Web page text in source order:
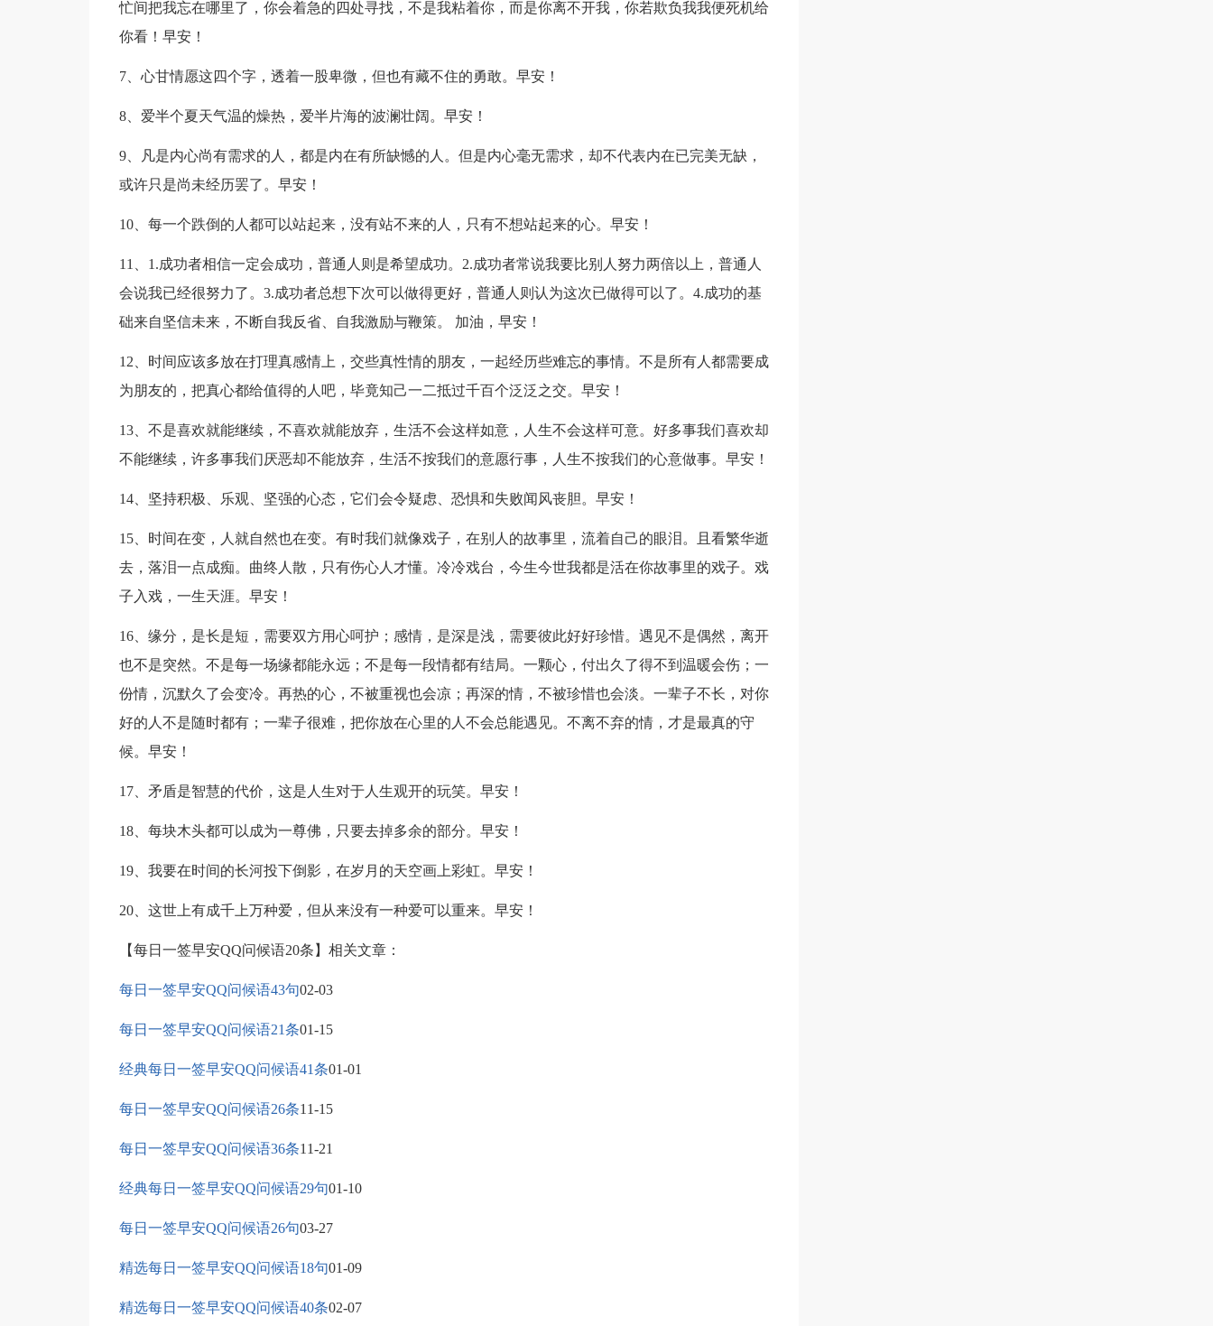
忙间把我忘在哪里了，你会着急的四处寻找，不是我粘着你，而是你离不开我，你若欺负我我便死机给
你看！早安！
7、心甘情愿这四个字，透着一股卑微，但也有藏不住的勇敢。早安！
8、爱半个夏天气温的燥热，爱半片海的波澜壮阔。早安！
9、凡是内心尚有需求的人，都是内在有所缺憾的人。但是内心毫无需求，却不代表内在已完美无缺，
或许只是尚未经历罢了。早安！
10、每一个跌倒的人都可以站起来，没有站不来的人，只有不想站起来的心。早安！
11、1.成功者相信一定会成功，普通人则是希望成功。2.成功者常说我要比别人努力两倍以上，普通人
会说我已经很努力了。3.成功者总想下次可以做得更好，普通人则认为这次已做得可以了。4.成功的基
础来自坚信未来，不断自我反省、自我激励与鞭策。 加油，早安！
12、时间应该多放在打理真感情上，交些真性情的朋友，一起经历些难忘的事情。不是所有人都需要成
为朋友的，把真心都给值得的人吧，毕竟知己一二抵过千百个泛泛之交。早安！
13、不是喜欢就能继续，不喜欢就能放弃，生活不会这样如意，人生不会这样可意。好多事我们喜欢却
不能继续，许多事我们厌恶却不能放弃，生活不按我们的意愿行事，人生不按我们的心意做事。早安！
14、坚持积极、乐观、坚强的心态，它们会令疑虑、恐惧和失败闻风丧胆。早安！
15、时间在变，人就自然也在变。有时我们就像戏子，在别人的故事里，流着自己的眼泪。且看繁华逝
去，落泪一点成痴。曲终人散，只有伤心人才懂。冷冷戏台，今生今世我都是活在你故事里的戏子。戏
子入戏，一生天涯。早安！
16、缘分，是长是短，需要双方用心呵护；感情，是深是浅，需要彼此好好珍惜。遇见不是偶然，离开
也不是突然。不是每一场缘都能永远；不是每一段情都有结局。一颗心，付出久了得不到温暖会伤；一
份情，沉默久了会变冷。再热的心，不被重视也会凉；再深的情，不被珍惜也会淡。一辈子不长，对你
好的人不是随时都有；一辈子很难，把你放在心里的人不会总能遇见。不离不弃的情，才是最真的守
候。早安！
17、矛盾是智慧的代价，这是人生对于人生观开的玩笑。早安！
18、每块木头都可以成为一尊佛，只要去掉多余的部分。早安！
19、我要在时间的长河投下倒影，在岁月的天空画上彩虹。早安！
20、这世上有成千上万种爱，但从来没有一种爱可以重来。早安！
【每日一签早安QQ问候语20条】相关文章：
每日一签早安QQ问候语43句02-03
每日一签早安QQ问候语21条01-15
经典每日一签早安QQ问候语41条01-01
每日一签早安QQ问候语26条11-15
每日一签早安QQ问候语36条11-21
经典每日一签早安QQ问候语29句01-10
每日一签早安QQ问候语26句03-27
精选每日一签早安QQ问候语18句01-09
精选每日一签早安QQ问候语40条02-07